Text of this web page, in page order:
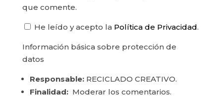
que comente.
He leído y acepto la Política de Privacidad.
Información básica sobre protección de
datos
Responsable:RECICLADO CREATIVO.
Finalidad:Moderar los comentarios.